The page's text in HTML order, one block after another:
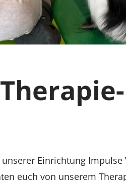
Einrichtung
euch von unserem